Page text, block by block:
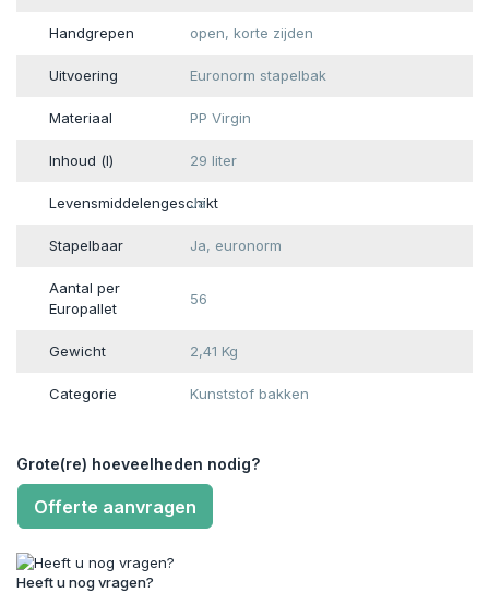
Handgrepen open, korte zijden
Uitvoering Euronorm stapelbak
Materiaal PP Virgin
Inhoud (l) 29 liter
Levensmiddelengeschikt
Ja
Stapelbaar Ja, euronorm
Aantal per
Europallet
56
Gewicht 2,41 Kg
Categorie Kunststof bakken
Grote(re) hoeveelheden nodig?
Offerte aanvragen
Heeft u nog vragen?